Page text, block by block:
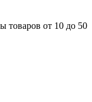
товаров от 10 до 50